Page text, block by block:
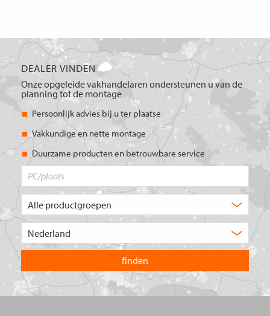
DEALER VINDEN
Onze opgeleide vakhandelaren ondersteunen u van de
planning tot de montage
Persoonlijk advies bij u ter plaatse
Vakkundige en nette montage
Duurzame producten en betrouwbare service
product
u?
land
waarin
u
wilt
zoeken.